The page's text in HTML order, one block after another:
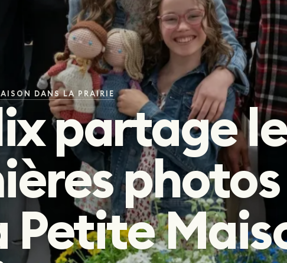
Fantastique
Fantastique
Hello-Alex
DANS LA PRAIRIE
partage
Petite